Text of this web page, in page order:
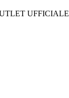
UFFICIALE